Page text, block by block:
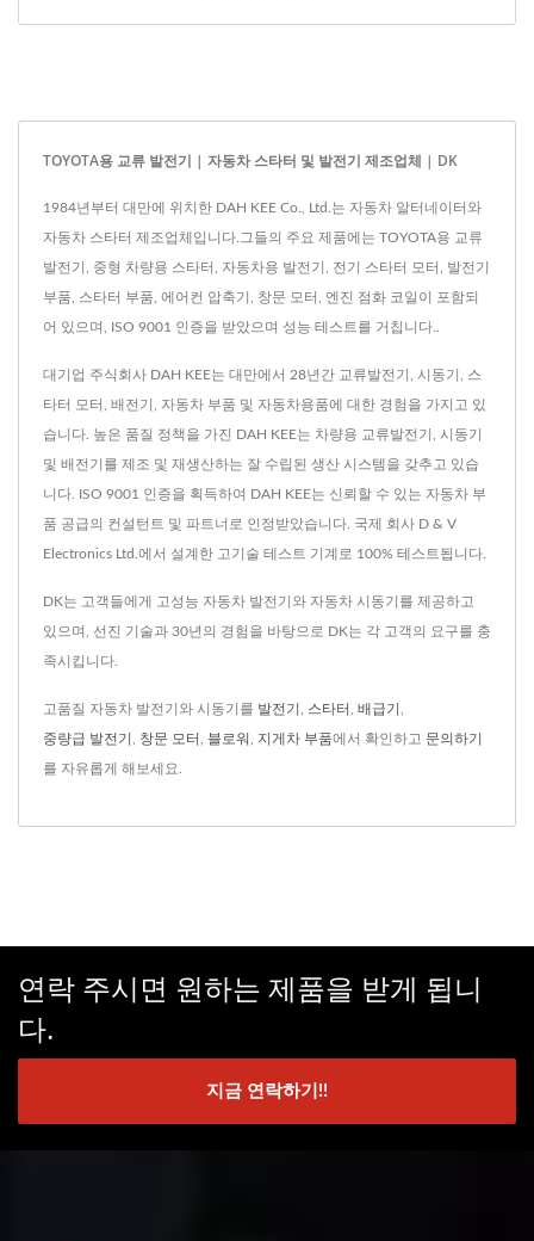
TOYOTA용 교류 발전기 | 자동차 스타터 및 발전기 제조업체 | DK
1984년부터 대만에 위치한 DAH KEE Co., Ltd.는 자동차 알터네이터와
자동차 스타터 제조업체입니다.그들의 주요 제품에는 TOYOTA용 교류
발전기, 중형 차량용 스타터, 자동차용 발전기, 전기 스타터 모터, 발전기
부품, 스타터 부품, 에어컨 압축기, 창문 모터, 엔진 점화 코일이 포함되
어 있으며, ISO 9001 인증을 받았으며 성능 테스트를 거칩니다..
대기업 주식회사 DAH KEE는 대만에서 28년간 교류발전기, 시동기, 스
타터 모터, 배전기, 자동차 부품 및 자동차용품에 대한 경험을 가지고 있
습니다. 높은 품질 정책을 가진 DAH KEE는 차량용 교류발전기, 시동기
및 배전기를 제조 및 재생산하는 잘 수립된 생산 시스템을 갖추고 있습
니다. ISO 9001 인증을 획득하여 DAH KEE는 신뢰할 수 있는 자동차 부
품 공급의 컨설턴트 및 파트너로 인정받았습니다. 국제 회사 D & V
Electronics Ltd.에서 설계한 고기술 테스트 기계로 100% 테스트됩니다.
DK는 고객들에게 고성능 자동차 발전기와 자동차 시동기를 제공하고
있으며, 선진 기술과 30년의 경험을 바탕으로 DK는 각 고객의 요구를 충
족시킵니다.
고품질 자동차 발전기와 시동기를 발전기 스타터 배급기
중량급 발전기 창문 모터 블로워 지게차 부품에서 확인하고 문의하기
를 자유롭게 해보세요.
연락 주시면 원하는 제품을 받게 됩니
다.
지금 연락하기!!